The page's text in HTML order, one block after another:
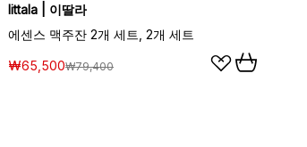
Iittala | 이딸라
에센스 맥주잔 2개 세트, 2개 세트
₩65,500₩79,400